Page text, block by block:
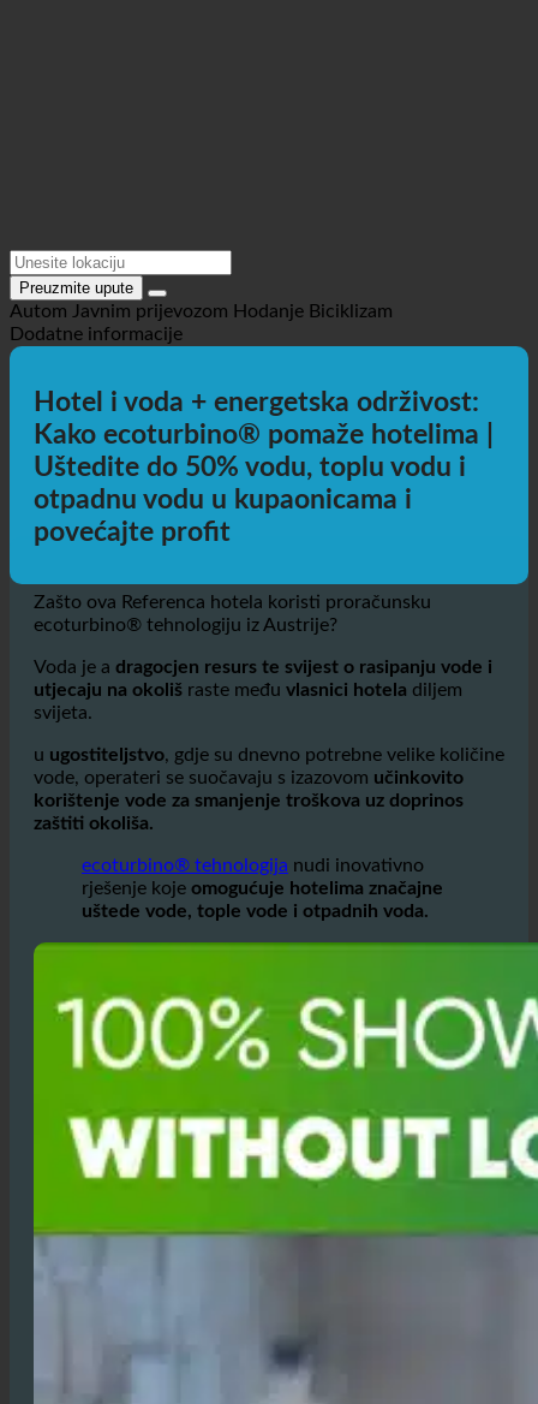
Preuzmite upute
Autom Javnim prijevozom Hodanje Biciklizam
Dodatne informacije
Hotel i voda + energetska održivost:
Kako ecoturbino® pomaže hotelima |
Uštedite do 50% vodu, toplu vodu i
otpadnu vodu u kupaonicama i
povećajte profit
Zašto ova Referenca hotela koristi proračunsku
ecoturbino® tehnologiju iz Austrije?
Voda je a dragocjen resurs te svijest o rasipanju vode i
utjecaju na okoliš raste među vlasnici hotela diljem
svijeta.
u ugostiteljstvo, gdje su dnevno potrebne velike količine
vode, operateri se suočavaju s izazovom učinkovito
korištenje vode za smanjenje troškova uz doprinos
zaštiti okoliša.
ecoturbino® tehnologija nudi inovativno
rješenje koje omogućuje hotelima značajne
uštede vode, tople vode i otpadnih voda.